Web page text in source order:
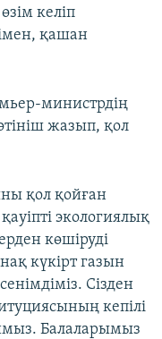
келіп
қашан
министрдің
жазып, қол
қол қойған
экологиялық
көшіруді
күкірт газын
Сізден
кепілі
Балаларымыз